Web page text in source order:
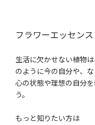
フラワーエッセンス
生活に欠かせない植物
のように今の自分や、
心の状態や理想の自分
う。
もっと知りたい方は